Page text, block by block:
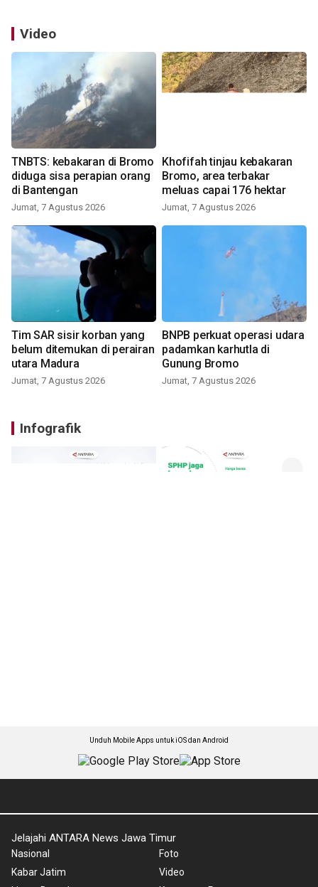
Video
TNBTS: kebakaran di Bromo
diduga sisa perapian orang
di Bantengan
Jumat, 7 Agustus 2026
Khofifah tinjau kebakaran
Bromo, area terbakar
meluas capai 176 hektar
Jumat, 7 Agustus 2026
Tim SAR sisir korban yang
belum ditemukan di perairan
utara Madura
Jumat, 7 Agustus 2026
BNPB perkuat operasi udara
padamkan karhutla di
Gunung Bromo
Jumat, 7 Agustus 2026
Infografik
Unduh Mobile Apps untuk iOS dan Android
Jelajahi ANTARA News Jawa Timur
Nasional
Kabar Jatim
Foto
Video